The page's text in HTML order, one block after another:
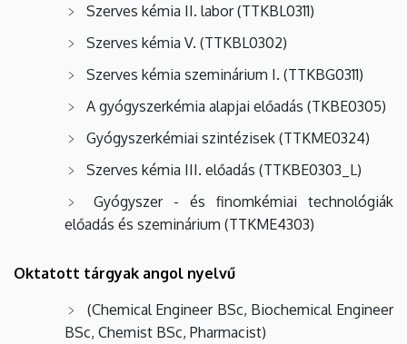
Szerves kémia II. labor (TTKBL0311)
Szerves kémia V. (TTKBL0302)
Szerves kémia szeminárium I. (TTKBG0311)
A gyógyszerkémia alapjai előadás (TKBE0305)
Gyógyszerkémiai szintézisek (TTKME0324)
Szerves kémia III. előadás (TTKBE0303_L)
Gyógyszer - és finomkémiai technológiák
előadás és szeminárium (TTKME4303)
Oktatott tárgyak angol nyelvű
(Chemical Engineer BSc, Biochemical Engineer
BSc, Chemist BSc, Pharmacist)